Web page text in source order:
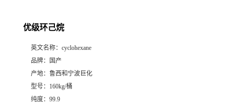
优级环己烷
英文名称： cyclohexane
品牌：
国产
产地： 鲁西和宁波巨化
型号： 160kg/桶
纯度： 99.9